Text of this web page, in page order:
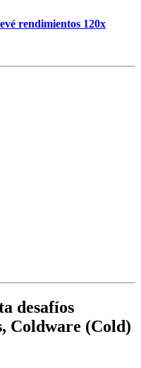
rendimientos 120x
desafíos
Coldware (Cold)